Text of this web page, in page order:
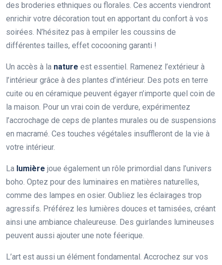
des broderies ethniques ou florales. Ces accents viendront
enrichir votre décoration tout en apportant du confort à vos
soirées. N’hésitez pas à empiler les coussins de
différentes tailles, effet cocooning garanti !
Un accès à la nature est essentiel. Ramenez l’extérieur à
l’intérieur grâce à des plantes d’intérieur. Des pots en terre
cuite ou en céramique peuvent égayer n’importe quel coin de
la maison. Pour un vrai coin de verdure, expérimentez
l’accrochage de ceps de plantes murales ou de suspensions
en macramé. Ces touches végétales insuffleront de la vie à
votre intérieur.
La lumière joue également un rôle primordial dans l’univers
boho. Optez pour des luminaires en matières naturelles,
comme des lampes en osier. Oubliez les éclairages trop
agressifs. Préférez les lumières douces et tamisées, créant
ainsi une ambiance chaleureuse. Des guirlandes lumineuses
peuvent aussi ajouter une note féerique.
L’art est aussi un élément fondamental. Accrochez sur vos